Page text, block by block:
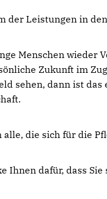
der Leistungen in
Menschen wieder
Zukunft im
sehen, dann ist
alle, die sich für die
Ihnen dafür, dass